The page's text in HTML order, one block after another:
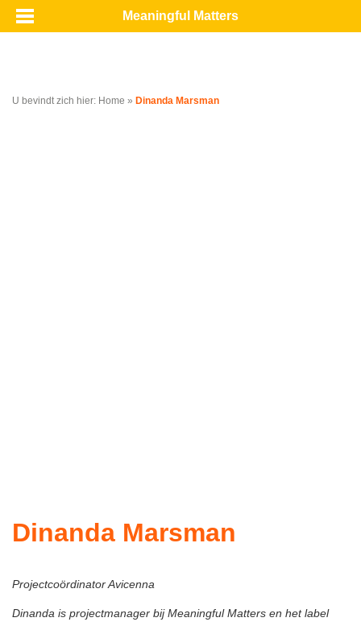
Meaningful Matters
U bevindt zich hier: Home » Dinanda Marsman
Dinanda Marsman
Projectcoördinator Avicenna
Dinanda is projectmanager bij Meaningful Matters en het label